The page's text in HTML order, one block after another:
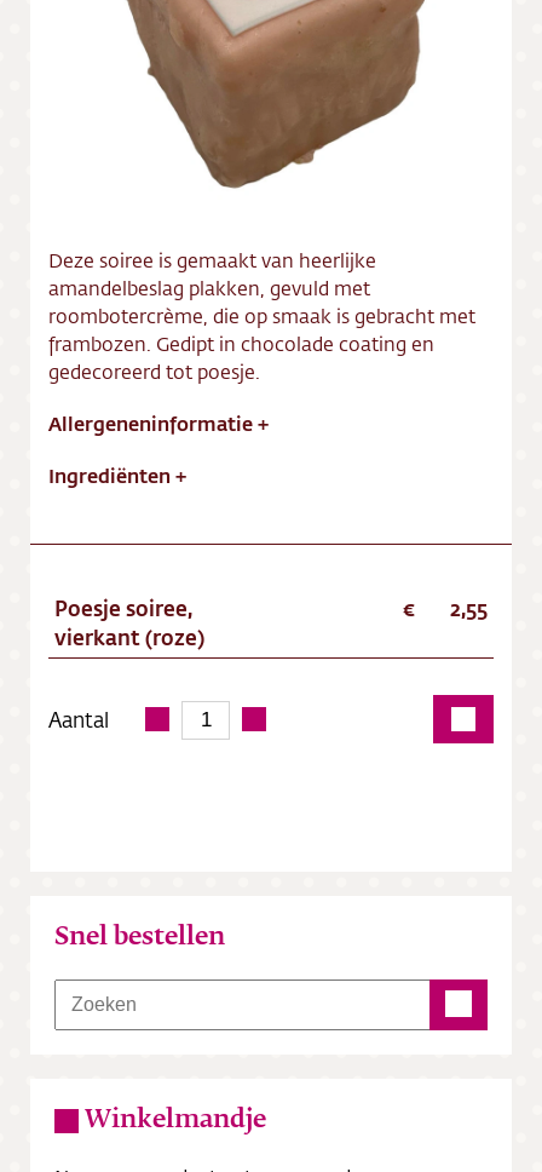
Deze soiree is gemaakt van heerlijke
amandelbeslag plakken, gevuld met
roombotercrème, die op smaak is gebracht met
frambozen. Gedipt in chocolade coating en
gedecoreerd tot poesje.
Allergeneninformatie+
Ingrediënten +
Poesje soiree,
vierkant (roze)
2,55
Aantal
Snel bestellen
Winkelmandje